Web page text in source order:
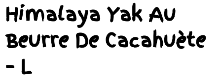
Himalaya Yak Au
Beurre De Cacahuète
– L